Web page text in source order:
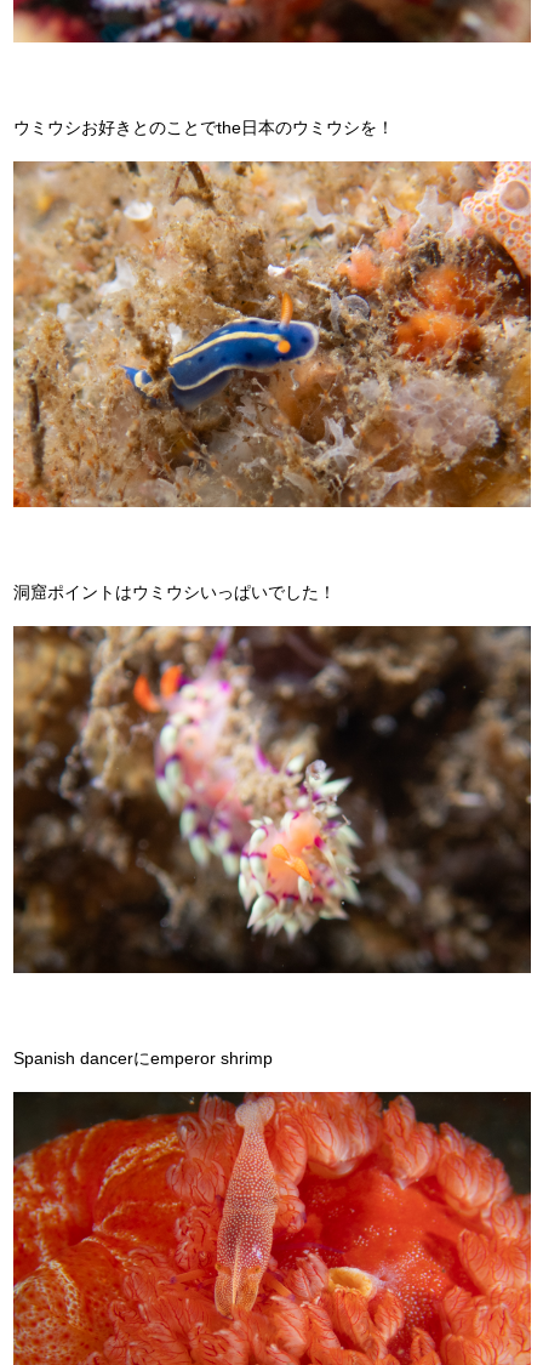
ウミウシお好きとのことでthe日本のウミウシを！
洞窟ポイントはウミウシいっぱいでした！
Spanish dancerにemperor shrimp